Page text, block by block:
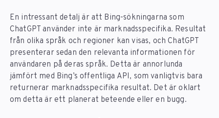
En intressant detalj är att Bing-sökningarna som
ChatGPT använder inte är marknadsspecifika. Resultat
från olika språk och regioner kan visas, och ChatGPT
presenterar sedan den relevanta informationen för
användaren på deras språk. Detta är annorlunda
jämfört med Bing’s offentliga API, som vanligtvis bara
returnerar marknadsspecifika resultat. Det är oklart
om detta är ett planerat beteende eller en bugg.